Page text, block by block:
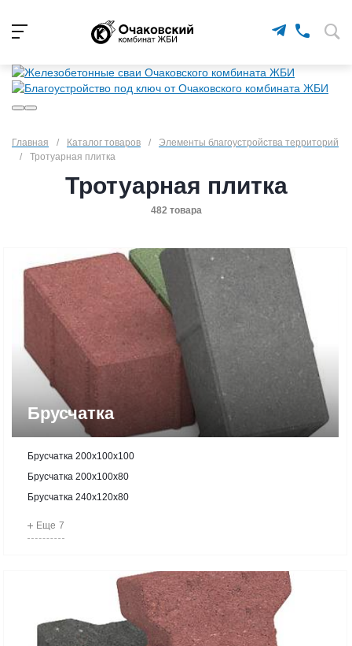
Главная / Каталог товаров /
Элементы благоустройства территорий
/
Тротуарная плитка
Тротуарная плитка
482 товара
Брусчатка
Брусчатка 200х100х100
Брусчатка 200х100х80
Брусчатка 240х120х80
Еще 7